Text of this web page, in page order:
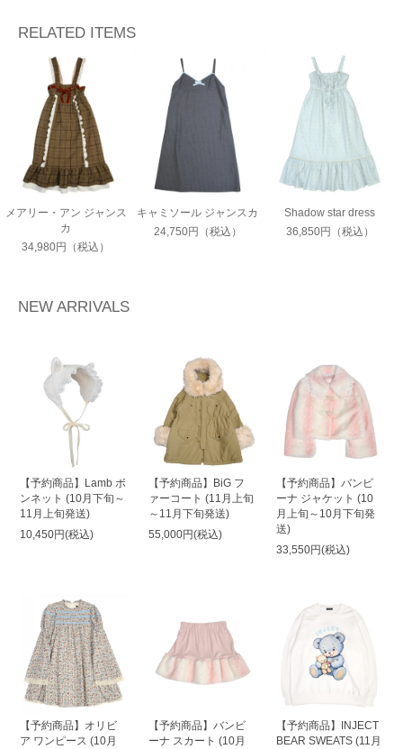
RELATED ITEMS
メアリー・アン ジャンス
カ
34,980円（税込）
キャミソール ジャンスカ
24,750円（税込）
Shadow star dress
36,850円（税込）
NEW ARRIVALS
【予約商品】Lamb ボ
ンネット (10月下旬～
11月上旬発送)
10,450円(税込)
【予約商品】BiG フ
ァーコート (11月上旬
～11月下旬発送)
55,000円(税込)
【予約商品】バンビ
ーナ ジャケット (10
月上旬～10月下旬発
送)
33,550円(税込)
【予約商品】オリビ
ア ワンピース (10月
【予約商品】バンビ
ーナ スカート (10月
【予約商品】INJECT
BEAR SWEATS (11月